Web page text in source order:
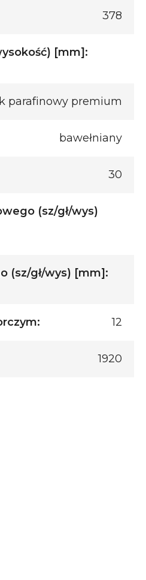
378
[mm]:
parafinowy premium
bawełniany
30
(sz/gł/wys)
(sz/gł/wys) [mm]:
12
1920